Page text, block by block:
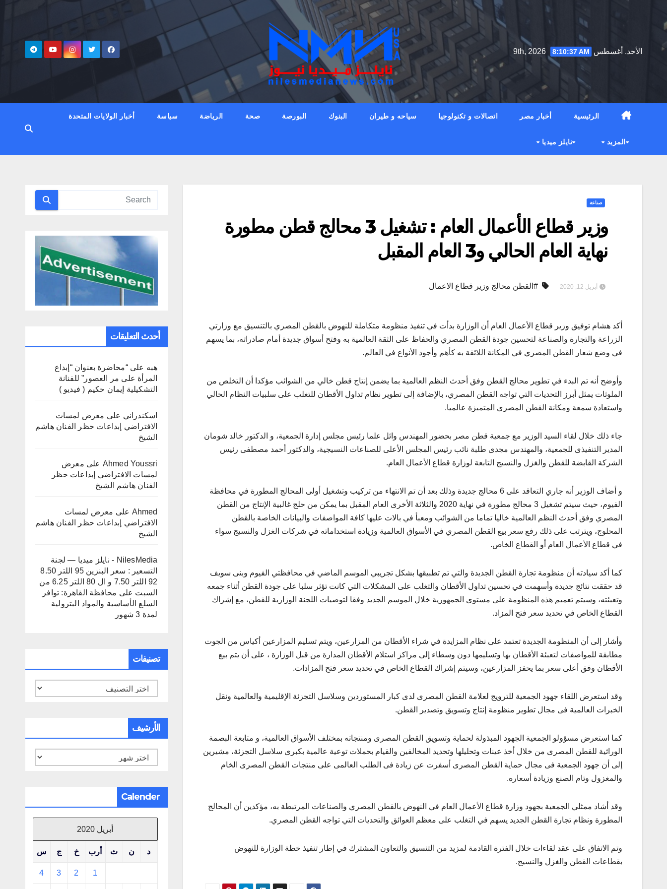
to
الأحد. أغسطس 9th, 2026
8:10:38 AM
الرئيسية أخبار مصر اتصالات و تكنولوجيا سياحه و طيران البنوك البورصة صحة الرياضة سياسة أخبار الولايات المتحدة
المزيد نايلز ميديا
صناعة
وزير قطاع الأعمال العام : تشغيل 3 محالج قطن مطورة
نهاية العام الحالي و3 العام المقبل
أبريل 12, 2020 #القطن محالج وزير قطاع الاعمال
أكد هشام توفيق وزير قطاع الأعمال العام أن الوزارة بدأت في تنفيذ منظومة متكاملة للنهوض بالقطن المصري بالتنسيق مع وزارتي
الزراعة والتجارة والصناعة لتحسين جودة القطن المصري والحفاظ على الثقة العالمية به وفتح أسواق جديدة أمام صادراته، بما يسهم
في وضع شعار القطن المصري في المكانة اللائقة به كأهم وأجود الأنواع في العالم.
وأوضح أنه تم البدء في تطوير محالج القطن وفق أحدث النظم العالمية بما يضمن إنتاج قطن خالي من الشوائب مؤكدا أن التخلص من
الملوثات يمثل أبرز التحديات التي تواجه القطن المصري، بالإضافة إلى تطوير نظام تداول الأقطان للتغلب على سلبيات النظام الحالي
واستعادة سمعة ومكانة القطن المصري المتميزة عالميا.
جاء ذلك خلال لقاء السيد الوزير مع جمعية قطن مصر بحضور المهندس وائل علما رئيس مجلس إدارة الجمعية، و الدكتور خالد شومان
المدير التنفيذى للجمعية، والمهندس مجدى طلبة نائب رئيس المجلس الأعلى للصناعات النسيجية، والدكتور أحمد مصطفى رئيس
الشركة القابضة للقطن والغزل والنسيج التابعة لوزارة قطاع الأعمال العام.
و أضاف الوزير أنه جاري التعاقد على 6 محالج جديدة وذلك بعد أن تم الانتهاء من تركيب وتشغيل أولى المحالج المطورة في محافظة
الفيوم، حيث سيتم تشغيل 3 محالج مطورة في نهاية 2020 والثلاثة الأخرى العام المقبل بما يمكن من حلج غالبية الإنتاج من القطن
المصري وفق أحدث النظم العالمية خاليا تماما من الشوائب ومعبأ في بالات عليها كافة المواصفات والبيانات الخاصة بالقطن
المحلوج، ويترتب على ذلك رفع سعر بيع القطن المصري في الأسواق العالمية وزيادة استخداماته في شركات الغزل والنسيج سواء
في قطاع الأعمال العام أو القطاع الخاص.
كما أكد سيادته أن منظومة تجارة القطن الجديدة والتي تم تطبيقها بشكل تجريبي الموسم الماضي في محافظتي الفيوم وبنى سويف
قد حققت نتائج جديدة وأسهمت في تحسين تداول الأقطان والتغلب على المشكلات التي كانت تؤثر سلبا على جودة القطن أثناء جمعه
وتعبئته، وسيتم تعميم هذه المنظومة على مستوى الجمهورية خلال الموسم الجديد وفقا لتوصيات اللجنة الوزارية للقطن، مع إشراك
القطاع الخاص في تحديد سعر فتح المزاد.
وأشار إلى أن المنظومة الجديدة تعتمد على نظام المزايدة في شراء الأقطان من المزارعين، ويتم تسليم المزارعين أكياس من الجوت
مطابقة للمواصفات لتعبئة الأقطان بها وتسليمها دون وسطاء إلى مراكز استلام الأقطان المدارة من قبل الوزارة ، على أن يتم بيع
الأقطان وفق أعلى سعر بما يحفز المزارعين، وسيتم إشراك القطاع الخاص في تحديد سعر فتح المزادات.
وقد استعرض اللقاء جهود الجمعية للترويج لعلامة القطن المصرى لدى كبار المستوردين وسلاسل التجزئة الإقليمية والعالمية ونقل
الخبرات العالمية فى مجال تطوير منظومة إنتاج وتسويق وتصدير القطن.
كما استعرض مسؤولو الجمعية الجهود المبذولة لحماية وتسويق القطن المصرى ومنتجاته بمختلف الأسواق العالمية، و متابعة البصمة
الوراثية للقطن المصرى من خلال أخذ عينات وتحليلها وتحديد المخالفين والقيام بحملات توعية عالمية بكبرى سلاسل التجزئة، مشيرين
إلى أن جهود الجمعية فى مجال حماية القطن المصرى أسفرت عن زيادة فى الطلب العالمى على منتجات القطن المصرى الخام
والمغزول وتام الصنع وزيادة أسعاره.
وقد أشاد ممثلي الجمعية بجهود وزارة قطاع الأعمال العام في النهوض بالقطن المصري والصناعات المرتبطة به، مؤكدين أن المحالج
المطورة ونظام تجارة القطن الجديد يسهم في التغلب على معظم العوائق والتحديات التي تواجه القطن المصري.
وتم الاتفاق على عقد لقاءات خلال الفترة القادمة لمزيد من التنسيق والتعاون المشترك في إطار تنفيذ خطة الوزارة للنهوض
بقطاعات القطن والغزل والنسيج.
أحدث التعليقات
هبه على“محاضرة بعنوان “إبداع
المرأة على مر العصور” للفنانة
التشكيلية إيمان حكيم ( فيديو )
اسكندراني على معرض لمسات
الافتراضي إبداعات حظر الفنان هاشم
الشيخ
Ahmed Youssri على معرض
لمسات الافتراضي إبداعات حظر
الفنان هاشم الشيخ
Ahmed على معرض لمسات
الافتراضي إبداعات حظر الفنان هاشم
الشيخ
NilesMedia - نايلز ميديا — لجنة
التسعير : سعر البنزين 95 اللتر 8.50
92 اللتر 7.50 و ال 80 اللتر 6.25 من
السبت على محافظة القاهرة: توافر
السلع الأساسية والمواد البترولية
لمدة 3 شهور
تصنيفات
تصنيفات
الأرشيف
الأرشيف
Calender
أبريل 2020
د ن ث أرب خ ج س
1
2
3
4